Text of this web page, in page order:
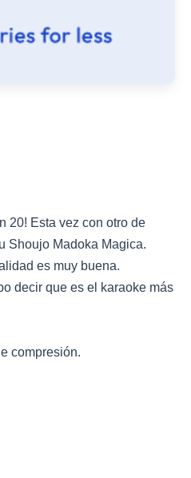
20! Esta vez con otro de
Shoujo Madoka Magica.
es muy buena.
decir que es el karaoke más
compresión.